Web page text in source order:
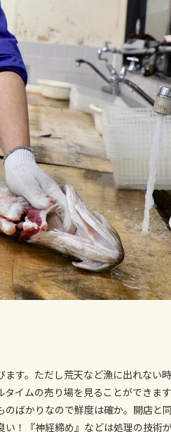
す。ただし荒天など漁に出れない
イムの売り場を見ることができま
ばかりなので鮮度は確か。開店と
！『神経締め』などは処理の技術